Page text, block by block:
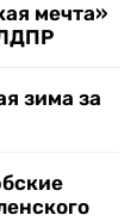
мечта»
зима за